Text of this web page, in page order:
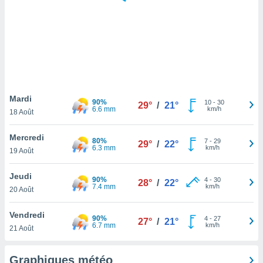
notre
que
et que
Mardi
18 Août
90%
6.6 mm
29° / 21° 10- 30
km/h
Mercredi
19 Août
80%
6.3 mm
29° / 22° 7- 29
km/h
Jeudi
20 Août
90%
7.4 mm
28° / 22° 4- 30
km/h
Vendredi
21 Août
90%
6.7 mm
27° / 21° 4- 27
km/h
Graphiques météo